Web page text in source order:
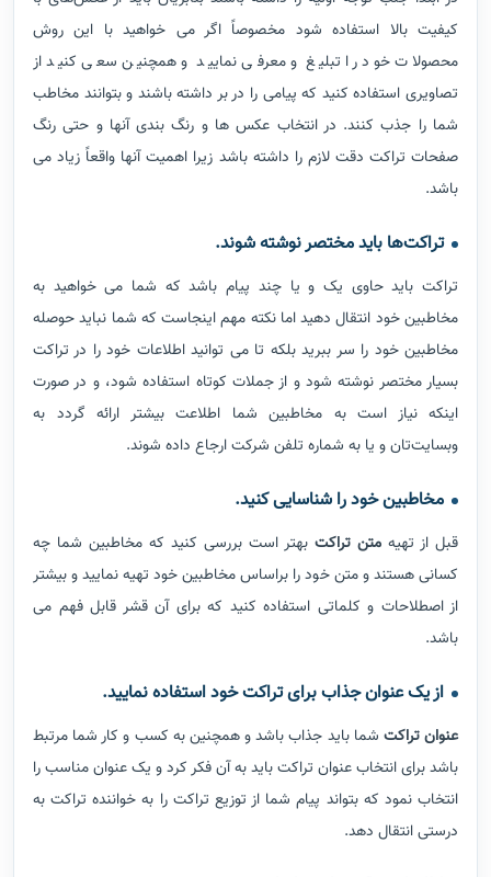
در ابتدا جلب توجه اولیه را داشته باشند بنابریان باید از عکس‌های با
کیفیت بالا استفاده شود مخصوصاً اگر می خواهید با این روش
محصولات خود را تبلیغ و معرفی نمایید و همچنین سعی کنید از
تصاویری استفاده کنید که پیامی را در بر داشته باشند و بتوانند مخاطب
شما را جذب کنند. در انتخاب عکس ها و رنگ بندی آنها و حتی رنگ
صفحات تراکت دقت لازم را داشته باشد زیرا اهمیت آنها واقعاً زیاد می
باشد.
تراکت‌ها باید مختصر نوشته شوند.
تراکت باید حاوی یک و یا چند پیام باشد که شما می خواهید به
مخاطبین خود انتقال دهید اما نکته مهم اینجاست که شما نباید حوصله
مخاطبین خود را سر ببرید بلکه تا می توانید اطلاعات خود را در تراکت
بسیار مختصر نوشته شود و از جملات کوتاه استفاده شود، و در صورت
اینکه نیاز است به مخاطبین شما اطلاعت بیشتر ارائه گردد به
وبسایت‌تان و یا به شماره تلفن شرکت ارجاع داده شوند.
مخاطبین خود را شناسایی کنید.
قبل از تهیه متن تراکت
بهتر است بررسی کنید که مخاطبین شما چه
کسانی هستند و متن خود را براساس مخاطبین خود تهیه نمایید و بیشتر
از اصطلاحات و کلماتی استفاده کنید که برای آن قشر قابل فهم می
باشد.
از یک عنوان جذاب برای تراکت خود استفاده نمایید
عنوان تراکت
شما باید جذاب باشد و همچنین به کسب و کار شما مرتبط
باشد برای انتخاب عنوان تراکت باید به آن فکر کرد و یک عنوان مناسب را
انتخاب نمود که بتواند پیام شما از توزیع تراکت را به خواننده تراکت به
درستی انتقال دهد.